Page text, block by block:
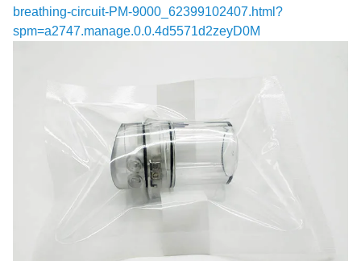
breathing-circuit-PM-9000_62399102407.html?
spm=a2747.manage.0.0.4d5571d2zeyD0M